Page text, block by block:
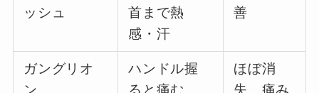
ッシュ
首まで熱
感・汗
善
ガングリオ
ン
ハンドル握
ると痛む
ほぼ消
失、痛み